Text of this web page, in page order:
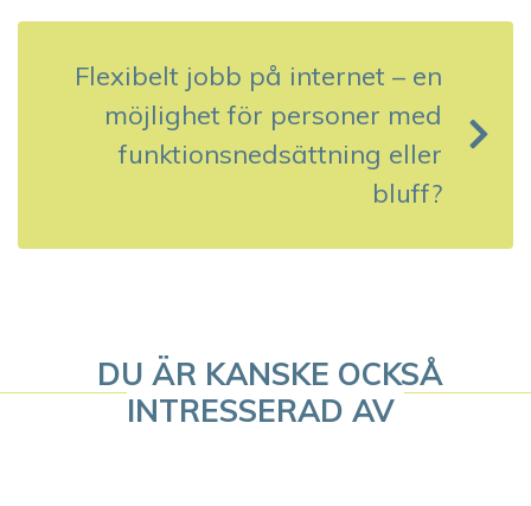
g
v
e
Flexibelt jobb på internet – en
möjlighet för personer med
funktionsnedsättning eller
bluff?
DU ÄR KANSKE OCKSÅ
INTRESSERAD AV